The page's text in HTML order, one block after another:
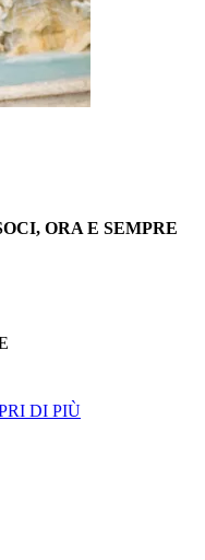
ORA E SEMPRE
DI PIÙ